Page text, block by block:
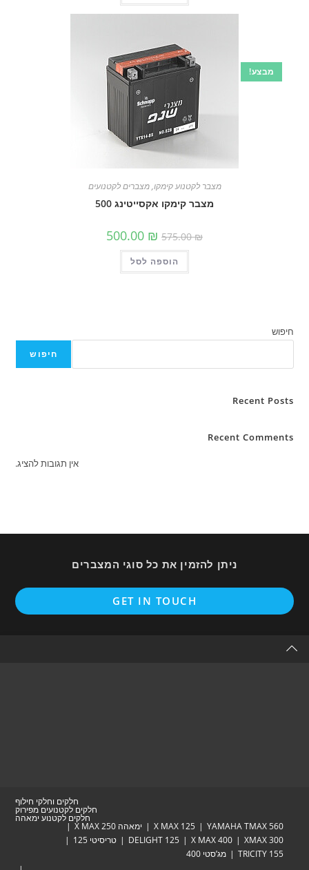
מבצע!
מצבר לקטנוע קימקו,מצברים לקטנועים
מצבר קימקו אקסייטינג 500
575.00₪ המחיר
המקורי
היה:
575.00 ₪.
500.00 ₪
הוספה לסל
חיפוש
חיפוש
Recent Posts
Recent Comments
אין תגובות להציג.
ניתן להזמין את כל סוגי המצברים
GET IN TOUCH
חלקים וחלקי חילוף
חלקים לקטנועים מפירוק
חלקים לקטנוע ימאהה
YAMAHA TMAX 560
X MAX 125
ימאהה X MAX 250
XMAX 300
X MAX 400
DELIGHT 125
טריסיטי 125
TRICITY 155
מג’סטי 400